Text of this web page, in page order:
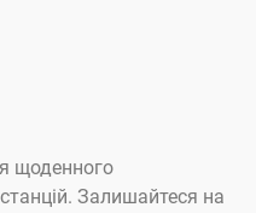
щоденного
Залишайтеся на